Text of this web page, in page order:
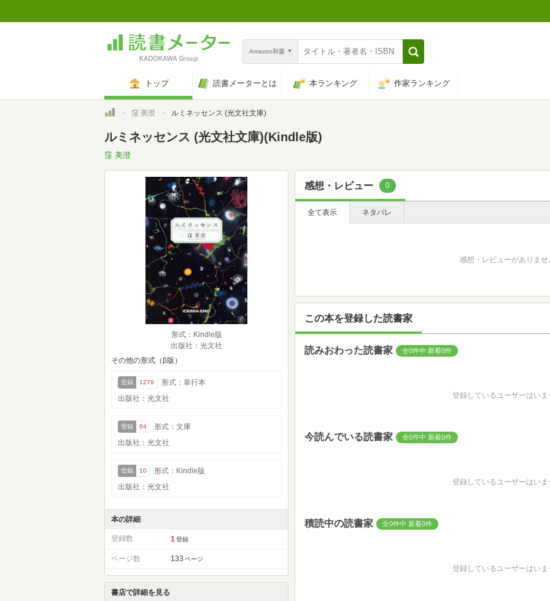
Amazon和書
トップ 読書メーターとは 本ランキング 作家ランキング
トップ窪 美澄 ルミネッセンス (光文社文庫)
ルミネッセンス (光文社文庫)(Kindle版)
窪 美澄
形式：Kindle版
出版社：光文社
その他の形式（β版）
登録 1279
形式：単行本
出版社：光文社
登録 64
形式：文庫
出版社：光文社
登録 10
形式：Kindle版
出版社：光文社
本の詳細
登録数 1 登録
ページ数 133 ページ
書店で詳細を見る
感想・レビュー 0
全て表示 ネタバレ
感想・レビューがありませ
この本を登録した読書家
読みおわった読書家 全0件中 新着0件
登録しているユーザーはいま
今読んでいる読書家 全0件中 新着0件
登録しているユーザーはいま
積読中の読書家 全0件中 新着0件
登録しているユーザーはいま